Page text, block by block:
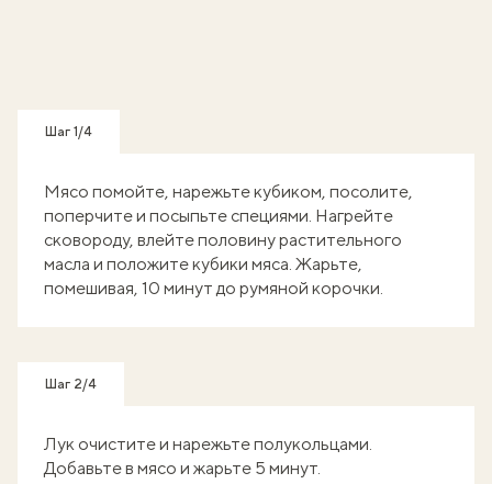
Шаг 1/4
Мясо помойте, нарежьте кубиком, посолите,
поперчите и посыпьте специями. Нагрейте
сковороду, влейте половину растительного
масла и положите кубики мяса. Жарьте,
помешивая, 10 минут до румяной корочки.
Шаг 2/4
Лук очистите и нарежьте полукольцами.
Добавьте в мясо и жарьте 5 минут.